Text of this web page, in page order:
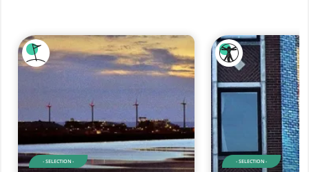
- SELECTION - - SELECTION -